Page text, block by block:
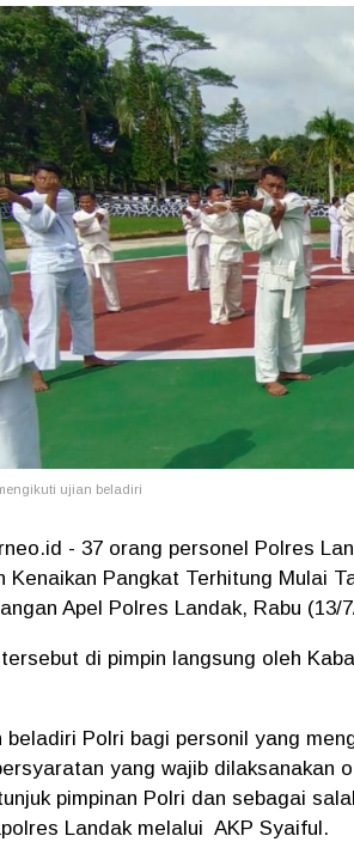
ujian beladiri
- 37 orang personel Polres
Kenaikan Pangkat Terhitung Mulai
Apel Polres Landak, Rabu (13/
di pimpin langsung oleh
beladiri Polri bagi personil yang
yang wajib dilaksanakan
pimpinan Polri dan sebagai
Landak melalui AKP Syaiful.